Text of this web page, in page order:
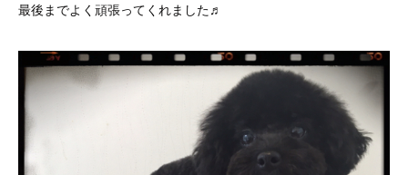
最後までよく頑張ってくれました♬